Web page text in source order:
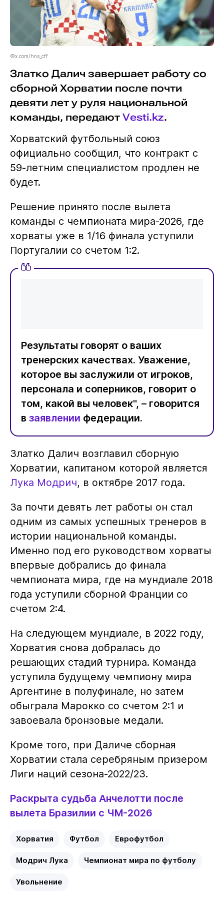
©x.com/hns_cff
Златко Далич завершает работу со
сборной Хорватии после почти
девяти лет у руля национальной
команды, передают Vesti.kz.
Хорватский футбольный союз
официально сообщил, что контракт с
59-летним специалистом продлен не
будет.
Решение принято после вылета
команды с чемпионата мира-2026, где
хорваты уже в 1/16 финала уступили
Португалии со счетом 1:2.
Результаты говорят о ваших
тренерских качествах. Уважение,
которое вы заслужили от игроков,
персонала и соперников, говорит о
том, какой вы человек", – говорится
в заявлении федерации.
Златко Далич возглавил сборную
Хорватии, капитаном которой является
Лука Модрич, в октябре 2017 года.
За почти девять лет работы он стал
одним из самых успешных тренеров в
истории национальной команды.
Именно под его руководством хорваты
впервые добрались до финала
чемпионата мира, где на мундиале 2018
года уступили сборной Франции со
счетом 2:4.
На следующем мундиале, в 2022 году,
Хорватия снова добралась до
решающих стадий турнира. Команда
уступила будущему чемпиону мира
Аргентине в полуфинале, но затем
обыграла Марокко со счетом 2:1 и
завоевала бронзовые медали.
Кроме того, при Даличе сборная
Хорватии стала серебряным призером
Лиги наций сезона-2022/23.
Раскрыта судьба Анчелотти после
вылета Бразилии с ЧМ-2026
Хорватия Футбол Еврофутбол
Модрич Лука Чемпионат мира по футболу
Увольнение